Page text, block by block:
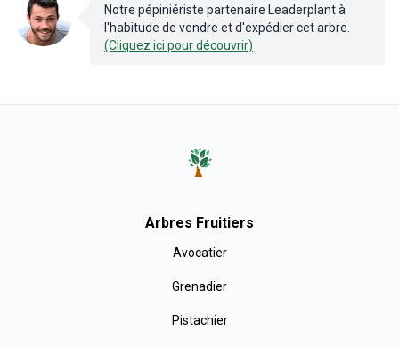
Notre pépiniériste partenaire Leaderplant à
l'habitude de vendre et d'expédier cet arbre.
(Cliquez ici pour découvrir)
Arbres Fruitiers
Avocatier
Grenadier
Pistachier